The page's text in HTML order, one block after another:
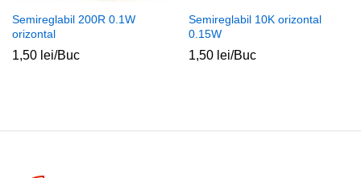
Semireglabil 200R 0.1W
orizontal
1,50 lei/Buc
Semireglabil 10K orizontal
0.15W
1,50 lei/Buc